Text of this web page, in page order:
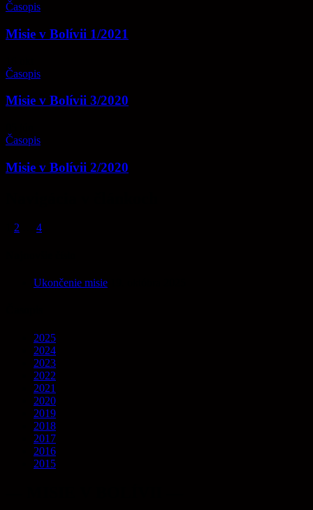
Časopis
Misie v Bolívii 1/2021
Časopis
Misie v Bolívii 3/2020
Časopis
Misie v Bolívii 2/2020
2 4
Ukončenie misie
2025
2024
2023
2022
2021
2020
2019
2018
2017
2016
2015